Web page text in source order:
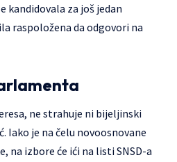
kandidovala za još jedan
raspoložena da odgovori na
ne strahuje ni bijeljinski
Iako je na čelu novoosnovane
na izbore će ići na listi SNSD-a